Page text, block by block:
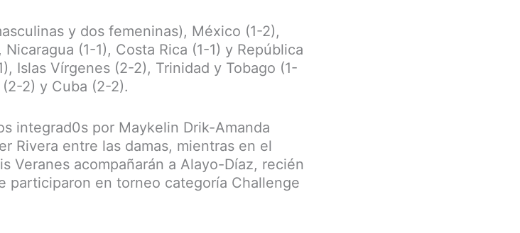
y dos femeninas), México (1-2),
(1-1), Costa Rica (1-1) y República
Islas Vírgenes (2-2), Trinidad y Tobago (1-
2) y Cuba (2-2).
integrad0s por Maykelin Drik-Amanda
Rivera entre las damas, mientras en el
Veranes acompañarán a Alayo-Díaz, recién
participaron en torneo categoría Challenge